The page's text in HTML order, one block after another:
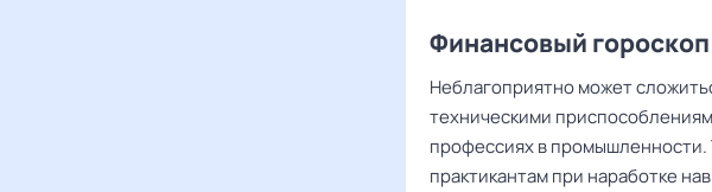
Финансовый
Неблагоприятно может
техническими
профессиях в промышленности.
практикантам при наработке